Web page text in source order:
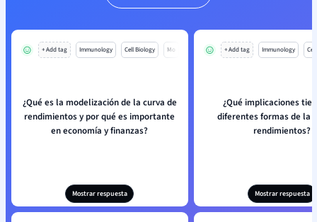
+ Add tag Immunology Cell Biology Mo
¿Qué es la modelización de la curva de
rendimientos y por qué es importante
en economía y finanzas?
Mostrar respuesta
+ Add tag Immunology
¿Qué implicaciones
diferentes formas de la
rendimientos?
Mostrar respuesta